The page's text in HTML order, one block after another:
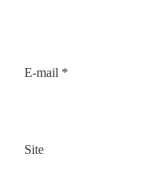
E-mail *
Site